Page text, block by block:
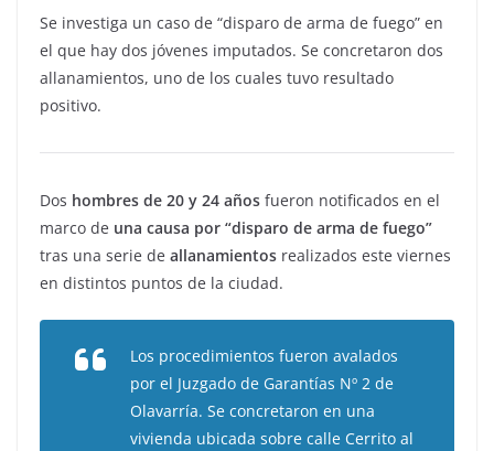
Se investiga un caso de “disparo de arma de fuego” en
el que hay dos jóvenes imputados. Se concretaron dos
allanamientos, uno de los cuales tuvo resultado
positivo.
Dos hombres de 20 y 24 años fueron notificados en el
marco de una causa por “disparo de arma de fuego”
tras una serie de allanamientos realizados este viernes
en distintos puntos de la ciudad.
Los procedimientos fueron avalados
por el Juzgado de Garantías Nº 2 de
Olavarría. Se concretaron en una
vivienda ubicada sobre calle Cerrito al